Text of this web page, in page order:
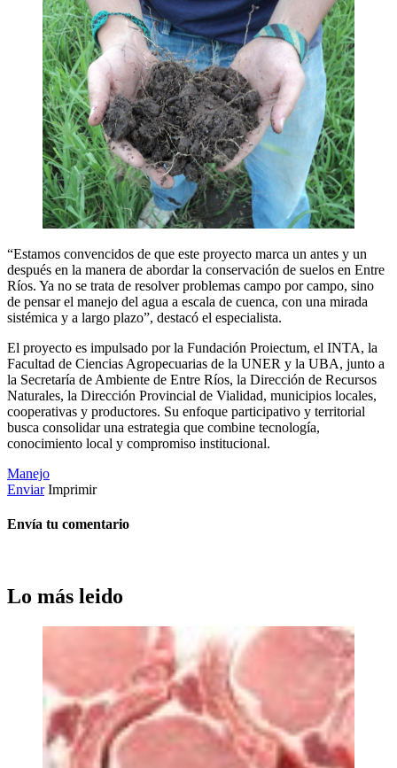
“Estamos convencidos de que este proyecto marca un antes y un
después en la manera de abordar la conservación de suelos en Entre
Ríos. Ya no se trata de resolver problemas campo por campo, sino
de pensar el manejo del agua a escala de cuenca, con una mirada
sistémica y a largo plazo”, destacó el especialista.
El proyecto es impulsado por la Fundación Proiectum, el INTA, la
Facultad de Ciencias Agropecuarias de la UNER y la UBA, junto a
la Secretaría de Ambiente de Entre Ríos, la Dirección de Recursos
Naturales, la Dirección Provincial de Vialidad, municipios locales,
cooperativas y productores. Su enfoque participativo y territorial
busca consolidar una estrategia que combine tecnología,
conocimiento local y compromiso institucional.
Manejo
Enviar Imprimir
Envía tu comentario
Lo más leido